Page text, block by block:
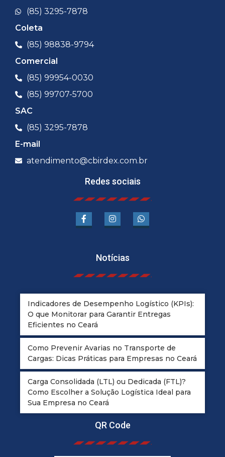
(85) 3295-7878
Coleta
(85) 98838-9794
Comercial
(85) 99954-0030
(85) 99707-5700
SAC
(85) 3295-7878
E-mail
atendimento@cbirdex.com.br
Redes sociais
Notícias
Indicadores de Desempenho Logístico (KPIs):
O que Monitorar para Garantir Entregas
Eficientes no Ceará
Como Prevenir Avarias no Transporte de
Cargas: Dicas Práticas para Empresas no Ceará
Carga Consolidada (LTL) ou Dedicada (FTL)?
Como Escolher a Solução Logística Ideal para
Sua Empresa no Ceará
QR Code